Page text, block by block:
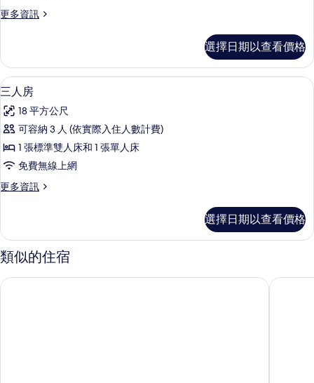
房
所
有
相
片
更多資訊
更
家
庭
房
詳
情
選擇日期以查看價格
顯
示
三
人
房
所
相
片
三人房 | 客房內保險箱、熨斗/熨衣板
5
三人房
18 平方公尺
可容納 3 人 (依實際入住人數計費)
1 張標準雙人床和 1 張單人床
免費無線上網
更多資訊
更
房
的
詳
選擇日期以查看價格
類似的住宿
迷你中環 宜必思